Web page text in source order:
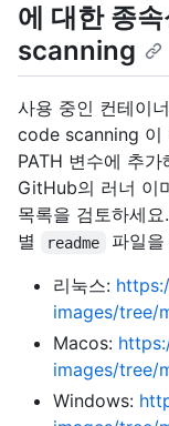
에 대한 종
scanning
사용 중인 컨테이
code scanning 이
PATH 변수에 추
GitHub의 러너 이
목록을 검토하세
별
readme
파일
리눅스:
images/tree/
Macos:
images/tree/
Windows: